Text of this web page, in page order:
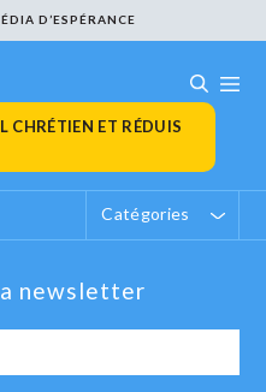
D’ESPÉRANCE
CHRÉTIEN ET RÉDUIS
Catégories
newsletter